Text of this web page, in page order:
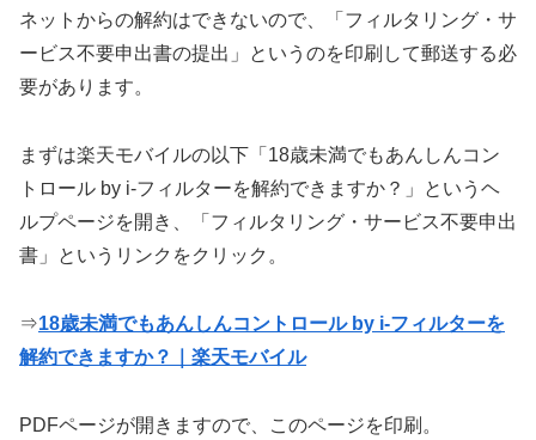
ネットからの解約はできないので、「フィルタリング・サ
ービス不要申出書の提出」というのを印刷して郵送する必
要があります。
まずは楽天モバイルの以下「18歳未満でもあんしんコン
トロール by i-フィルターを解約できますか？」というヘ
ルプページを開き、「フィルタリング・サービス不要申出
書」というリンクをクリック。
⇒18歳未満でもあんしんコントロール by i-フィルターを
解約できますか？｜楽天モバイル
PDFページが開きますので、このページを印刷。